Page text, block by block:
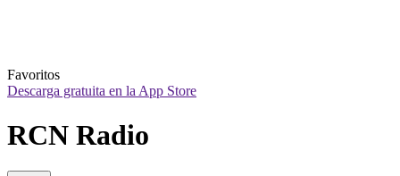
Favoritos
Descarga gratuita en la App Store
RCN Radio